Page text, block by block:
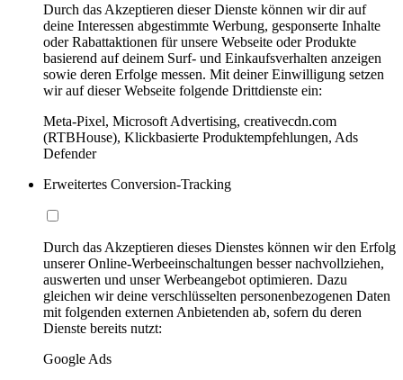
Durch das Akzeptieren dieser Dienste können wir dir auf
deine Interessen abgestimmte Werbung, gesponserte Inhalte
oder Rabattaktionen für unsere Webseite oder Produkte
basierend auf deinem Surf- und Einkaufsverhalten anzeigen
sowie deren Erfolge messen. Mit deiner Einwilligung setzen
wir auf dieser Webseite folgende Drittdienste ein:
Meta-Pixel, Microsoft Advertising, creativecdn.com
(RTBHouse), Klickbasierte Produktempfehlungen, Ads
Defender
Erweitertes Conversion-Tracking
Durch das Akzeptieren dieses Dienstes können wir den Erfolg
unserer Online-Werbeeinschaltungen besser nachvollziehen,
auswerten und unser Werbeangebot optimieren. Dazu
gleichen wir deine verschlüsselten personenbezogenen Daten
mit folgenden externen Anbietenden ab, sofern du deren
Dienste bereits nutzt:
Google Ads